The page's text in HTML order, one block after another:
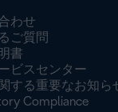
わせ
ご質問
書
ビスセンター
する重要なお知ら
Compliance